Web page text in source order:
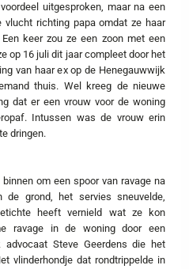
uitgesproken, maar na een
richting papa omdat ze haar
keer zou ze een zoon met een
op 16 juli dit jaar compleet door het
van haar ex op de Henegauwwijk
thuis. Wel kreeg de nieuwe
dat er een vrouw voor de woning
Intussen was de vrouw erin
dringen.
om een spoor van ravage na
grond, het servies sneuvelde,
heeft vernield wat ze kon
ravage in de woning door een
advocaat Steve Geerdens die het
vlinderhondje dat rondtrippelde in